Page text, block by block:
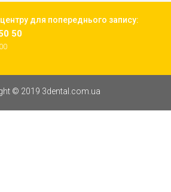
для попереднього запису:
50
© 2019 3dental.com.ua